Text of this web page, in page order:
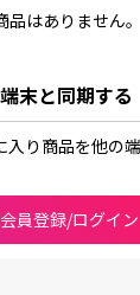
はありません。
末と同期する
入り商品を他の
員登録/ログイン